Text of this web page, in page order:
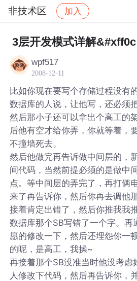
非技术区 加入
社区 非技术区 帖子详情
3层开发模式详解
wpf517
2008-12-11
比如你现在要写个存储过程没有
数据库的人说，让他写，还必须
然后那小子还可以拿出个高工的
后他有空才给你弄，你就等着，
不撞墙死去。
然后他做完再告诉做中间层的，
间代码，当然前提必须的是做中
点。等中间层的弄完了，再打俩
来了再告诉你，然后你再去调他
接着肯定出错了，然后你推我我
数据库那个SB写错了一个字。再
愿的修改一下，然后还埋怨你一
的呢，是高工，我操~
再接着那个SB没准当时他没考虑
人修改下代码，然后再告诉你，